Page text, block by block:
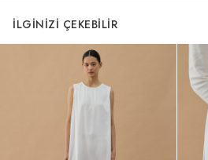
İLGİNİZİ ÇEKEBİLİR